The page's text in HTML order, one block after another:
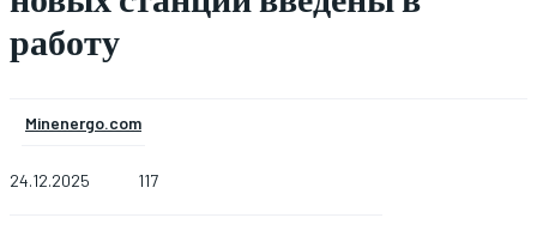
работу
Minenergo.com
24.12.2025 117